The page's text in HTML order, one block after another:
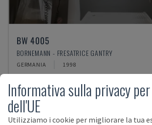
BW 4005
BORNEMANN - FRESATRICE GANTRY
GERMANIA 1998
Informativa sulla privacy
dell'UE
Utilizziamo i cookie per migliorare la tua